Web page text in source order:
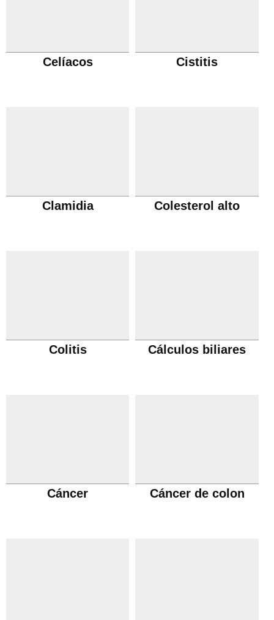
Celíacos Cistitis
Clamidia Colesterol alto
Colitis Cálculos biliares
Cáncer Cáncer de colon